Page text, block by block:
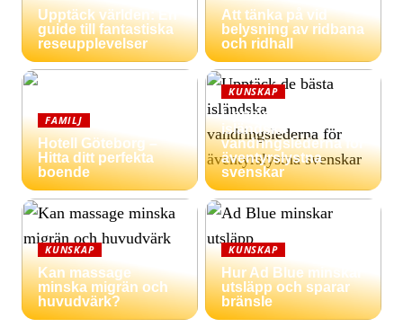
Upptäck världen: En
guide till fantastiska
reseupplevelser
Att tänka på vid
belysning av ridbana
och ridhall
FAMILJ
Hotell Göteborg –
Hitta ditt perfekta
boende
KUNSKAP
Upptäck de bästa
isländska
vandringslederna för
äventyrslystna
svenskar
KUNSKAP
Kan massage
minska migrän och
huvudvärk?
KUNSKAP
Hur Ad Blue minskar
utsläpp och sparar
bränsle